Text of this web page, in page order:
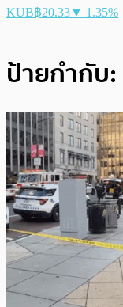
KUB฿20.33▼ 1.35%
ป้ายกำกับ: